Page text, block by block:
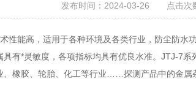
发布时间：2024-03-26 点击次
能高，适用于各种环境及各类行业，防尘防水
有*灵敏度，各项指标均具有优良水准。JTJ-7
、橡胶、轮胎、化工等行业……探测产品中的金属